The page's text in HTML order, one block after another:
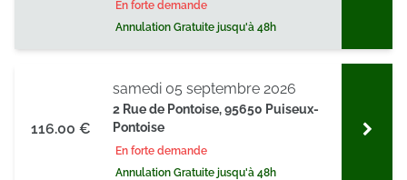
En forte demande
Annulation Gratuite jusqu'à 48h
116.00 €
2 Rue de Pontoise, 95650 Puiseux-
Pontoise
En forte demande
Annulation Gratuite jusqu'à 48h
samedi 05 septembre 2026